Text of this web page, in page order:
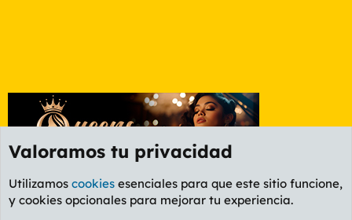
Etiquetas
Valoramos tu privacidad
Utilizamos cookies esenciales para que este sitio funcione,
y cookies opcionales para mejorar tu experiencia.